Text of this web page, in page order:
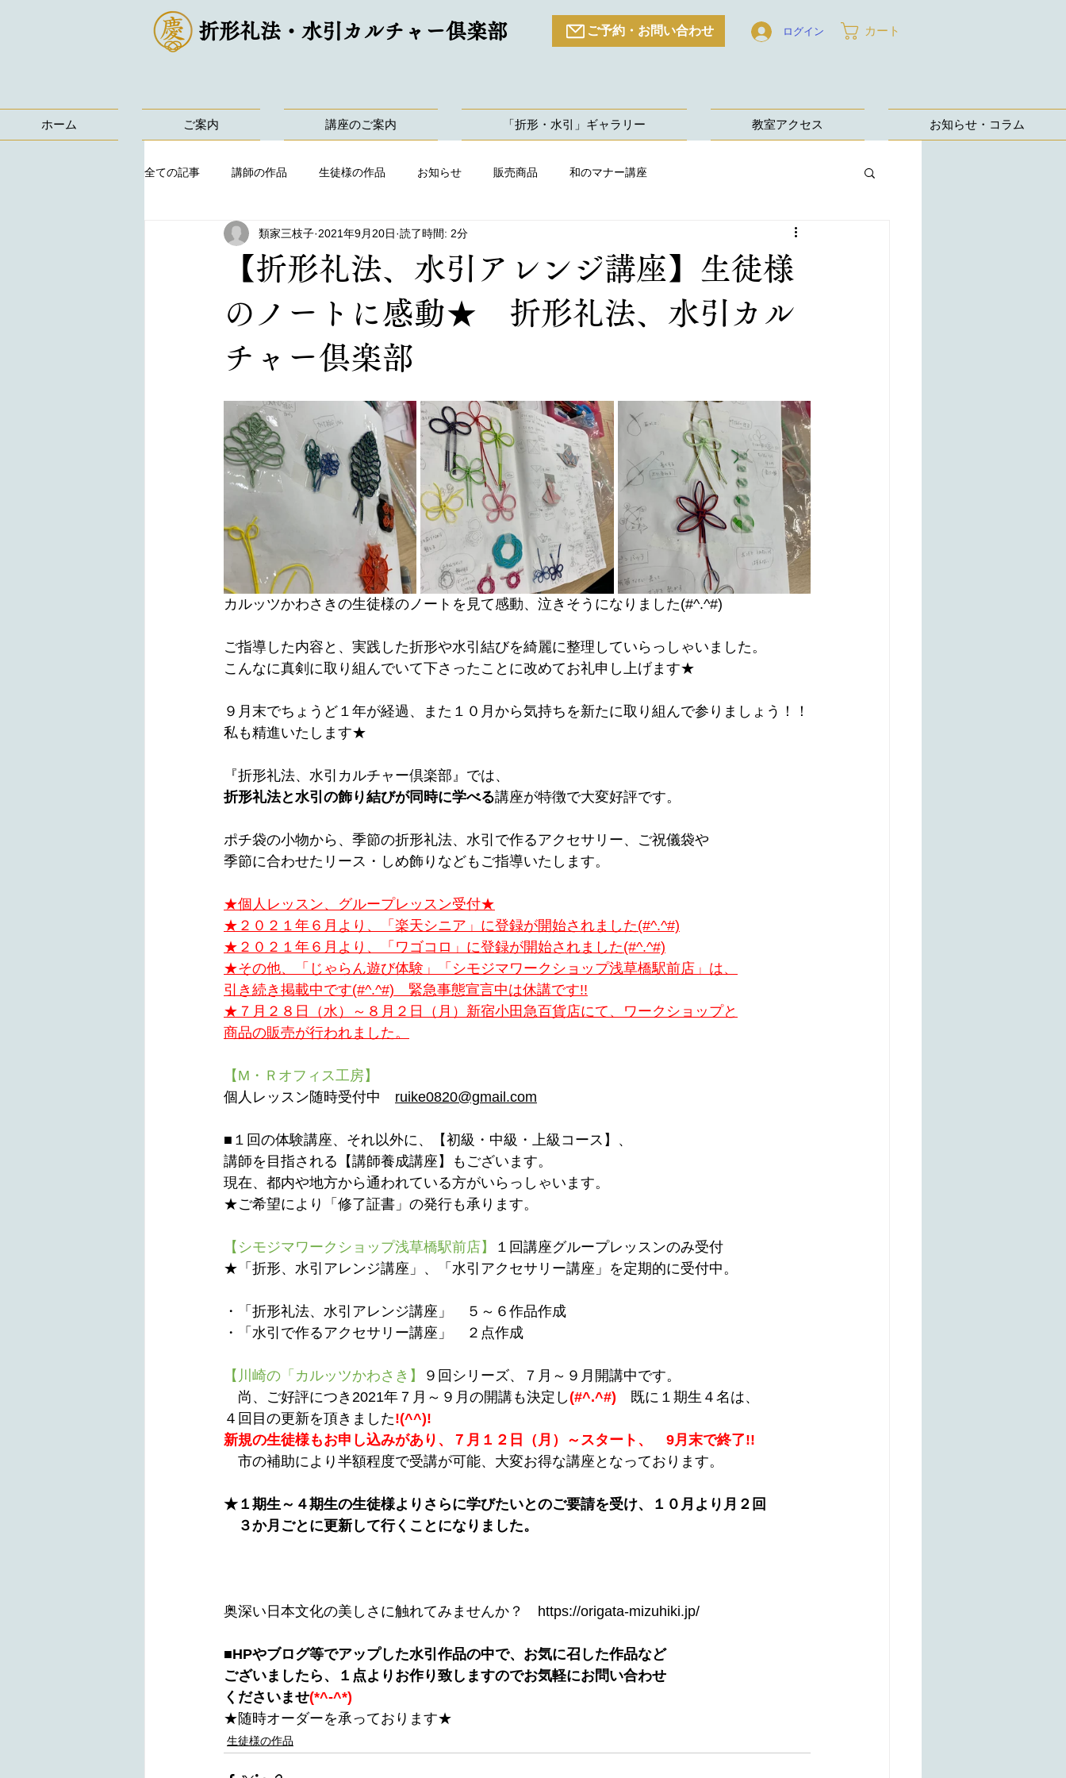
折形礼法・水引カルチャー倶楽部 ご予約・お問い合わせ ログイン カート
ホーム ご案内 講座のご案内 「折形・水引」ギャラリー 教室アクセス お知らせ・コラム
全ての記事 講師の作品 生徒様の作品 お知らせ 販売商品 和のマナー講座
【折形礼法、水引アレンジ講座】生徒様
のノートに感動★ 折形礼法、水引カル
チャー倶楽部
類家三枝子 2021年9月20日 読了時間: 2分
カルッツかわさきの生徒様のノートを見て感動、泣きそうになりました(#^.^#)
ご指導した内容と、実践した折形や水引結びを綺麗に整理していらっしゃいました。
こんなに真剣に取り組んでいて下さったことに改めてお礼申し上げます★
９月末でちょうど１年が経過、また１０月から気持ちを新たに取り組んで参りましょう！！
私も精進いたします★
『折形礼法、水引カルチャー倶楽部』では、
折形礼法と水引の飾り結びが同時に学べる講座が特徴で大変好評です。
ポチ袋の小物から、季節の折形礼法、水引で作るアクセサリー、ご祝儀袋や
季節に合わせたリース・しめ飾りなどもご指導いたします。
★個人レッスン、グループレッスン受付★
★２０２１年６月より、「楽天シニア」に登録が開始されました(#^.^#)
★２０２１年６月より、「ワゴコロ」に登録が開始されました(#^.^#)
★その他、「じゃらん遊び体験」「シモジマワークショップ浅草橋駅前店」は、
引き続き掲載中です(#^.^#)　緊急事態宣言中は休講です!!
★７月２８日（水）～８月２日（月）新宿小田急百貨店にて、ワークショップと
商品の販売が行われました。
【M・Ｒオフィス工房】
個人レッスン随時受付中 ruike0820@gmail.com
■１回の体験講座、それ以外に、【初級・中級・上級コース】、
講師を目指される【講師養成講座】もございます。
現在、都内や地方から通われている方がいらっしゃいます。
★ご希望により「修了証書」の発行も承ります。
【シモジマワークショップ浅草橋駅前店】
１回講座グループレッスンのみ受付
★「折形、水引アレンジ講座」、「水引アクセサリー講座」を定期的に受付中。
・「折形礼法、水引アレンジ講座」　５～６作品作成
・「水引で作るアクセサリー講座」　２点作成
【川崎の「カルッツかわさき】
９回シリーズ、７月～９月開講中です。
尚、ご好評につき2021年７月～９月の開講も決定し(#^.^#) 既に１期生４名は、
４回目の更新を頂きました!(^^)!
新規の生徒様もお申し込みがあり、７月１２日（月）～スタート、　9月末で終了!!
市の補助により半額程度で受講が可能、大変お得な講座となっております。
★１期生～４期生の生徒様よりさらに学びたいとのご要請を受け、１０月より月２回
３か月ごとに更新して行くことになりました。
奥深い日本文化の美しさに触れてみませんか？　https://origata-mizuhiki.jp/
■HPやブログ等でアップした水引作品の中で、お気に召した作品など
ございましたら、１点よりお作り致しますのでお気軽にお問い合わせ
くださいませ(*^-^*)
★随時オーダーを承っております★
生徒様の作品